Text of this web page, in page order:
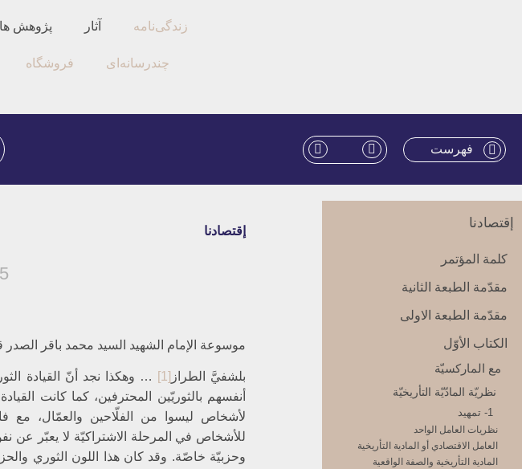
زندگی‌نامه آثار پژوهش ها
چندرسانه‌ای فروشگاه
فهرست
إقتصادنا
كلمة المؤتمر
مقدّمة الطبعة الثانية
مقدّمة الطبعة الاولى‏
الكتاب الأوّل‏
مع الماركسيّة
نظريّة المادّيّة التأريخيّة
1- تمهيد
نظريات العامل الواحد
العامل الاقتصادي أو المادية التأريخية
المادية التأريخية والصفة الواقعية
إقتصادنا
موسوعة الإمام الشهيد السيد محمد باقر الصدر قدس
بلشفيَّ الطراز [1]
… وهكذا نجد أنّ القيادة
أنفسهم بالثوريّين المحترفين، كما كانت
لأشخاص ليسوا من الفلّاحين والعمّال، مع
للأشخاص في المرحلة الاشتراكيّة لا يعبّر عن
وحزبيّة خاصّة. وقد كان هذا اللون الثوري